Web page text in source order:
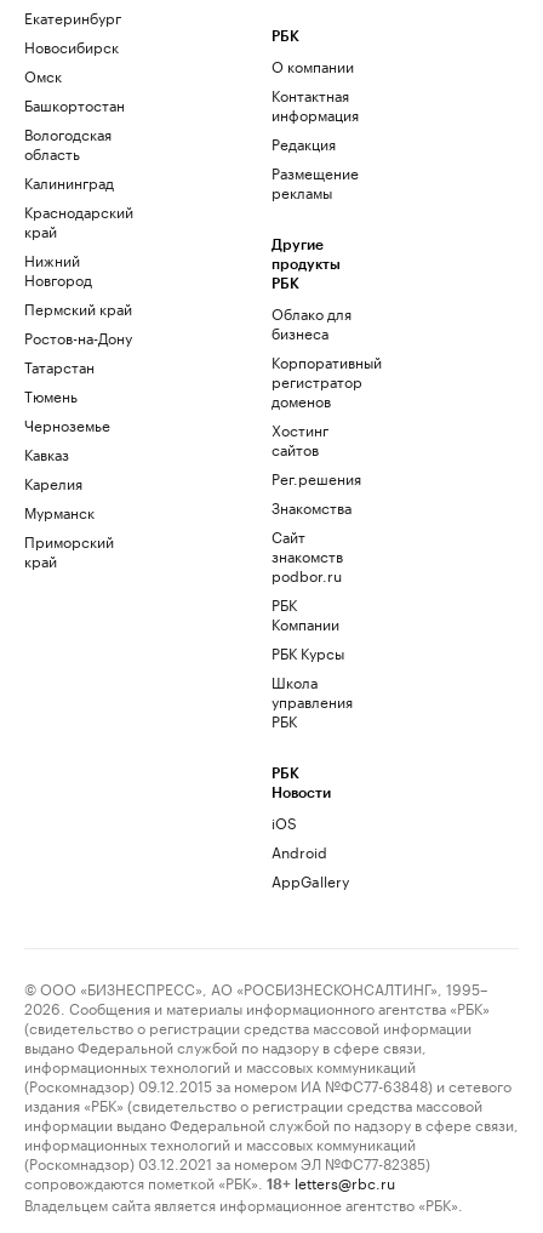
Екатеринбург
Новосибирск
Омск
Башкортостан
Вологодская
область
Калининград
Краснодарский
край
Нижний
Новгород
Пермский край
Ростов-на-Дону
Татарстан
Тюмень
Черноземье
Кавказ
Карелия
Мурманск
Приморский
край
РБК
О компании
Контактная
информация
Редакция
Размещение
рекламы
Другие
продукты
РБК
Облако для
бизнеса
Корпоративный
регистратор
доменов
Хостинг
сайтов
Рег.решения
Знакомства
Сайт
знакомств
podbor.ru
РБК
Компании
РБК Курсы
Школа
управления
РБК
РБК
Новости
iOS
Android
AppGallery
© ООО «БИЗНЕСПРЕСС», АО «РОСБИЗНЕСКОНСАЛТИНГ», 1995–
2026. Сообщения и материалы информационного агентства «РБК»
(свидетельство о регистрации средства массовой информации
выдано Федеральной службой по надзору в сфере связи,
информационных технологий и массовых коммуникаций
(Роскомнадзор) 09.12.2015 за номером ИА №ФС77-63848) и сетевого
издания «РБК» (свидетельство о регистрации средства массовой
информации выдано Федеральной службой по надзору в сфере связи,
информационных технологий и массовых коммуникаций
(Роскомнадзор) 03.12.2021 за номером ЭЛ №ФС77-82385)
сопровождаются пометкой «РБК».
18+ letters@rbc.ru
Владельцем сайта является информационное агентство «РБК».